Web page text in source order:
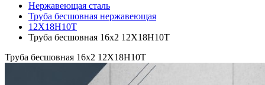
Нержавеющая сталь
Труба бесшовная нержавеющая
12Х18Н10Т
Труба бесшовная 16х2 12Х18Н10Т
Труба бесшовная 16х2 12Х18Н10Т